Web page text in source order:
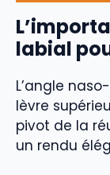
labial
L’angle
lèvre
pivot de la
un rendu